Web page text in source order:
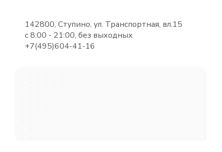
142800, Ступино, ул. Транспортная, вл.15
с 8:00 - 21:00, без выходных
+7(495)604-41-16